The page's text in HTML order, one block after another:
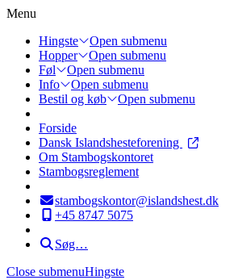
Menu
Hingste
Open submenu
Hopper
Open submenu
Føl
Open submenu
Info
Open submenu
Bestil og køb
Open submenu
Forside
Dansk Islandshesteforening
Om Stambogskontoret
Stambogsreglement
stambogskontor@islandshest.dk
+45 8747 5075
Søg…
Close submenuHingste